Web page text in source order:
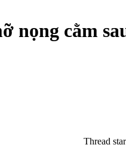
nọng cằm
Thread